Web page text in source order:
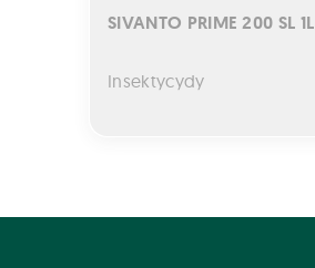
SIVANTO PRIME 200 SL 1L
Insektycydy